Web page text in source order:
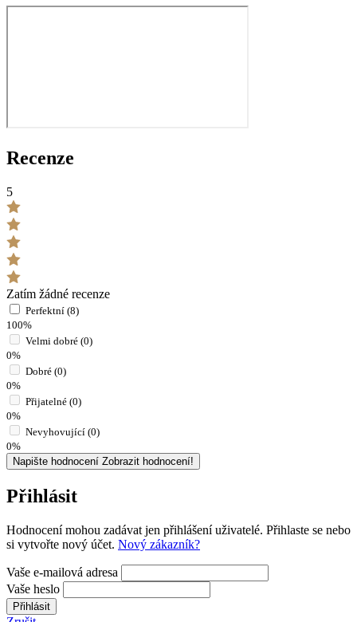
Recenze
5
Zatím žádné recenze
Perfektní (8)
100%
Velmi dobré (0)
0%
Dobré (0)
0%
Přijatelné (0)
0%
Nevyhovující (0)
0%
Napište hodnocení Zobrazit hodnocení!
Přihlásit
Hodnocení mohou zadávat jen přihlášení uživatelé. Přihlaste se nebo
si vytvořte nový účet. Nový zákazník?
Vaše e-mailová adresa
Vaše heslo
Přihlásit